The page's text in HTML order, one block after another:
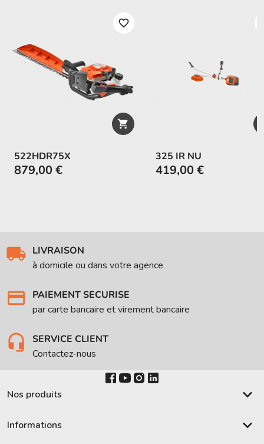

favorite_border
522HDR75X
879,00 €
325 IR NU
419,00 €
LIVRAISON
à domicile ou dans votre agence
PAIEMENT SECURISE
par carte bancaire et virement bancaire
SERVICE CLIENT
Contactez-nous
Nos produits keyboard_arrow_down
Informations keyboard_arrow_down